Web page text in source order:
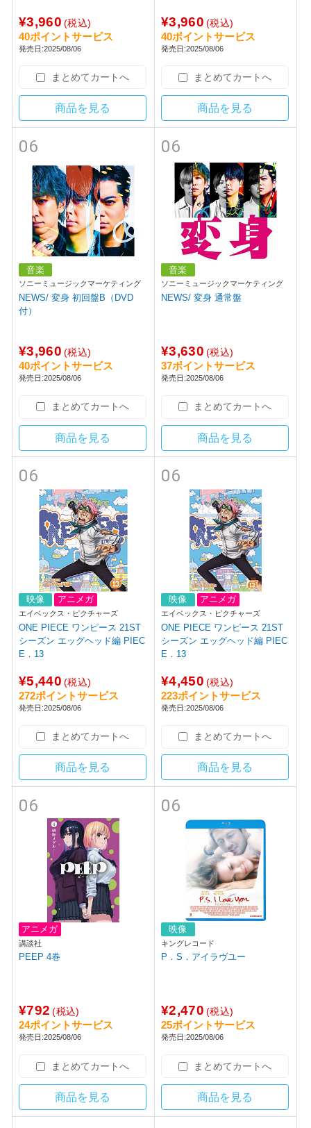
¥3,960 (税込)
40ポイントサービス
発売日:2025/08/06
まとめてカートへ
商品を見る
¥3,960 (税込)
40ポイントサービス
発売日:2025/08/06
まとめてカートへ
商品を見る
06
音楽
ソニーミュージックマーケティング
NEWS/ 変身 初回盤B（DVD
付）
¥3,960 (税込)
40ポイントサービス
発売日:2025/08/06
まとめてカートへ
商品を見る
06
音楽
ソニーミュージックマーケティング
NEWS/ 変身 通常盤
¥3,630 (税込)
37ポイントサービス
発売日:2025/08/06
まとめてカートへ
商品を見る
06
映像 アニメガ
エイベックス・ピクチャーズ
ONE PIECE ワンピース 21ST
シーズン エッグヘッド編 PIEC
E．13
¥5,440 (税込)
272ポイントサービス
発売日:2025/08/06
まとめてカートへ
商品を見る
06
映像 アニメガ
エイベックス・ピクチャーズ
ONE PIECE ワンピース 21ST
シーズン エッグヘッド編 PIEC
E．13
¥4,450 (税込)
223ポイントサービス
発売日:2025/08/06
まとめてカートへ
商品を見る
06
アニメガ
講談社
PEEP 4巻
¥792 (税込)
24ポイントサービス
発売日:2025/08/06
まとめてカートへ
商品を見る
06
映像
キングレコード
P．S．アイラヴユー
¥2,470 (税込)
25ポイントサービス
発売日:2025/08/06
まとめてカートへ
商品を見る